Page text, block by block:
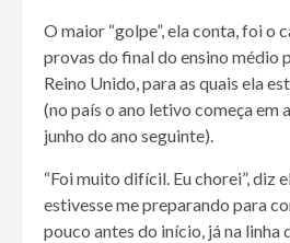
O maior “golpe”, ela conta, foi o
provas do final do ensino médio
Reino Unido, para as quais ela
(no país o ano letivo começa em
junho do ano seguinte).
“Foi muito difícil. Eu chorei”, diz
estivesse me preparando para
pouco antes do início, já na linha